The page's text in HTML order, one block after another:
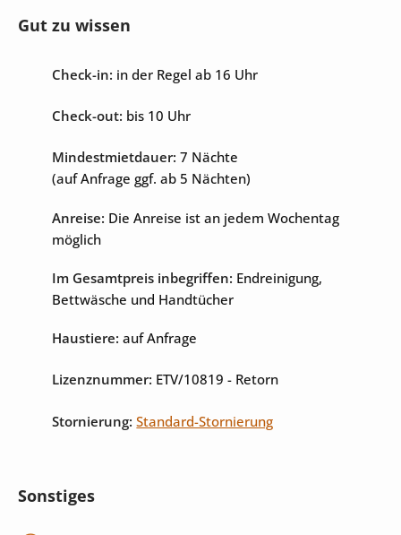
Gut zu wissen
Check-in: in der Regel ab 16 Uhr
Check-out: bis 10 Uhr
Mindestmietdauer: 7 Nächte
(auf Anfrage ggf. ab 5 Nächten)
Anreise: Die Anreise ist an jedem Wochentag
möglich
Im Gesamtpreis inbegriffen: Endreinigung,
Bettwäsche und Handtücher
Haustiere: auf Anfrage
Lizenznummer: ETV/10819 - Retorn
Stornierung: Standard-Stornierung
Sonstiges